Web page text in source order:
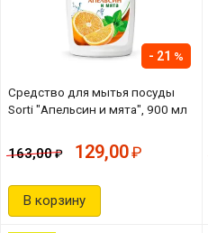
Средство для мытья посуды
Sorti "Апельсин и мята", 900 мл
21
163,00 129,00
В корзину